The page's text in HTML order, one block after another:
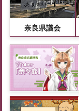
奈良県議会